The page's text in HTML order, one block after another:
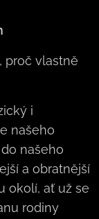
proč vlastně
i
našeho
našeho
a obratnější
okolí, ať už se
rodiny